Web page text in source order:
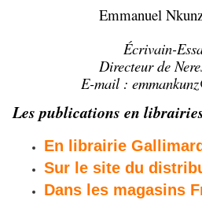
Emmanuel
Écrivain-
Directeur de
E-mail :
Les publications en
En librairie Gallimard
Sur le site du
Dans les magasins